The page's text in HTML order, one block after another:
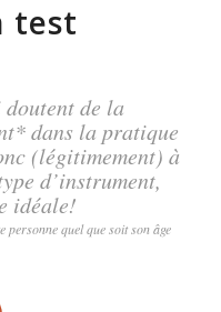
test
de la
dans la pratique
(légitimement) à
d’instrument,
idéale!
personne quel que soit son âge